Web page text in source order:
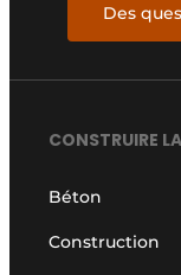
Des
CONSTRUIRE
Béton
Construction